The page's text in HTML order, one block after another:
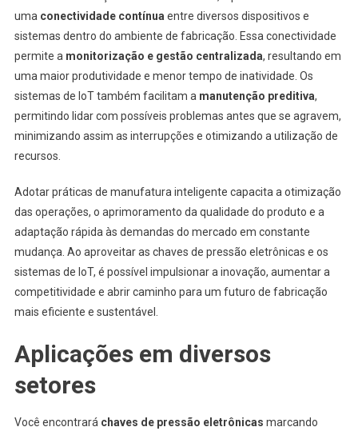
uma conectividade contínuaentre diversos dispositivos e
sistemas dentro do ambiente de fabricação. Essa conectividade
permite a monitorização e gestão centralizada, resultando em
uma maior produtividade e menor tempo de inatividade. Os
sistemas de IoT também facilitam a manutenção preditiva,
permitindo lidar com possíveis problemas antes que se agravem,
minimizando assim as interrupções e otimizando a utilização de
recursos.
Adotar práticas de manufatura inteligente capacita a otimização
das operações, o aprimoramento da qualidade do produto e a
adaptação rápida às demandas do mercado em constante
mudança. Ao aproveitar as chaves de pressão eletrônicas e os
sistemas de IoT, é possível impulsionar a inovação, aumentar a
competitividade e abrir caminho para um futuro de fabricação
mais eficiente e sustentável.
Aplicações em diversos
setores
Você encontrará chaves de pressão eletrônicas marcando